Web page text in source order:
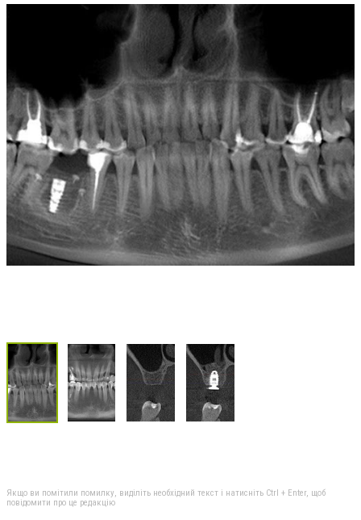
Якщо ви помітили помилку, виділіть необхідний текст і натисніть Ctrl + Enter, щоб
повідомити про це редакцію